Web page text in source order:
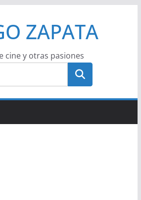
ZAPATA
cine y otras pasiones